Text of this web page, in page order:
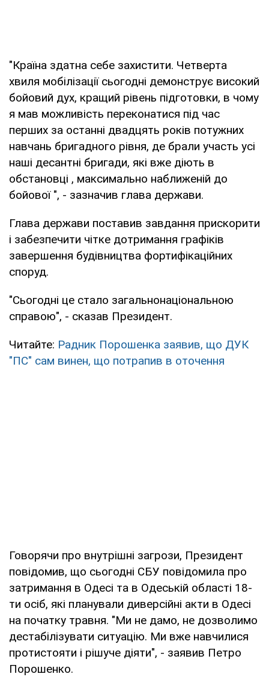
"Країна здатна себе захистити. Четверта
хвиля мобілізації сьогодні демонструє високий
бойовий дух, кращий рівень підготовки, в чому
я мав можливість переконатися під час
перших за останні двадцять років потужних
навчань бригадного рівня, де брали участь усі
наші десантні бригади, які вже діють в
обстановці , максимально наближеній до
бойової ", - зазначив глава держави.
Глава держави поставив завдання прискорити
і забезпечити чітке дотримання графіків
завершення будівництва фортифікаційних
споруд.
"Сьогодні це стало загальнонаціональною
справою", - сказав Президент.
Читайте: Радник Порошенка заявив, що ДУК
"ПС" сам винен, що потрапив в оточення
Говорячи про внутрішні загрози, Президент
повідомив, що сьогодні СБУ повідомила про
затримання в Одесі та в Одеській області 18-
ти осіб, які планували диверсійні акти в Одесі
на початку травня. "Ми не дамо, не дозволимо
дестабілізувати ситуацію. Ми вже навчилися
протистояти і рішуче діяти", - заявив Петро
Порошенко.